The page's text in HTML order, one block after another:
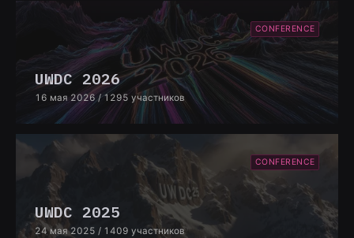
CONFERENCE
UWDC 2026
16 мая 2026 / 1295 участников
CONFERENCE
UWDC 2025
24 мая 2025 / 1409 участников